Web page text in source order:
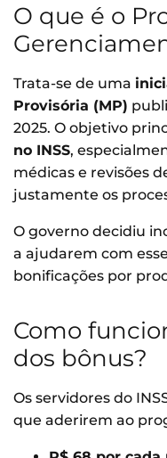
O que é o
Trata-se de uma
Provisória (MP)
2025. O objetivo
no INSS,
médicas e revisões
justamente os
O governo decidiu
a ajudarem com
bonificações por
Como
dos bônus?
Os servidores do
que aderirem ao